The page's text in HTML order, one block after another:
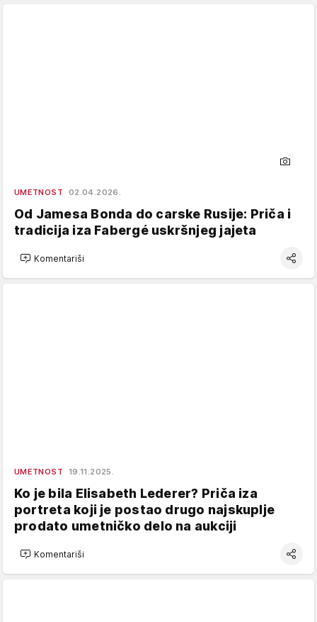
UMETNOST 02.04.2026.
Od Jamesa Bonda do carske Rusije: Priča i
tradicija iza Fabergé uskršnjeg jajeta
Komentariši
UMETNOST 19.11.2025.
Ko je bila Elisabeth Lederer? Priča iza
portreta koji je postao drugo najskuplje
prodato umetničko delo na aukciji
Komentariši